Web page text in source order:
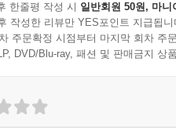
한줄평 작성 시 일반회원 50원, 마니
작성한 리뷰만 YES포인트 지급됩니
주문확정 시점부터 마지막 회차 주
DVD/Blu-ray, 패션 및 판매금지 상